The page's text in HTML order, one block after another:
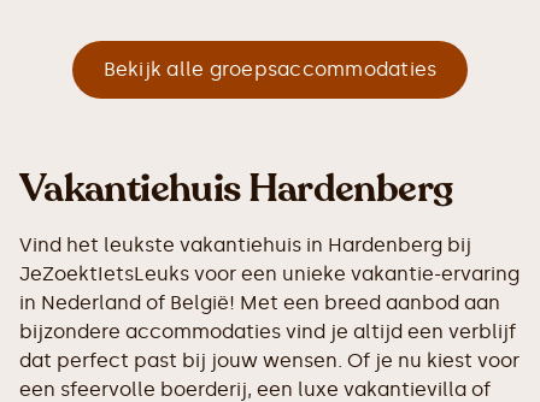
Bekijk alle groepsaccommodaties
Vakantiehuis Hardenberg
Vind het leukste vakantiehuis in Hardenberg bij
JeZoektIetsLeuks voor een unieke vakantie-ervaring
in Nederland of België! Met een breed aanbod aan
bijzondere accommodaties vind je altijd een verblijf
dat perfect past bij jouw wensen. Of je nu kiest voor
een sfeervolle boerderij, een luxe vakantievilla of